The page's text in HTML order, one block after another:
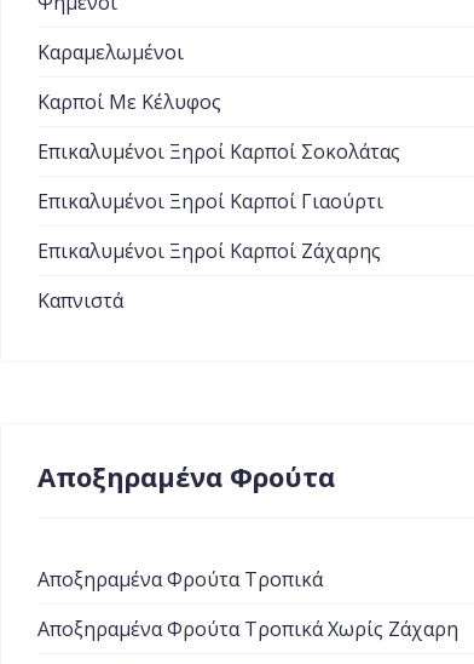
Καραμελωμένοι
Καρποί Με Κέλυφος
Επικαλυμένοι Ξηροί Καρποί Σοκολάτας
Επικαλυμένοι Ξηροί Καρποί Γιαούρτι
Επικαλυμένοι Ξηροί Καρποί Ζάχαρης
Καπνιστά
Αποξηραμένα Φρούτα
Αποξηραμένα Φρούτα Τροπικά
Αποξηραμένα Φρούτα Τροπικά Χωρίς Ζάχαρη